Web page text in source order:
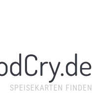
SPEISEKARTEN FINDEN